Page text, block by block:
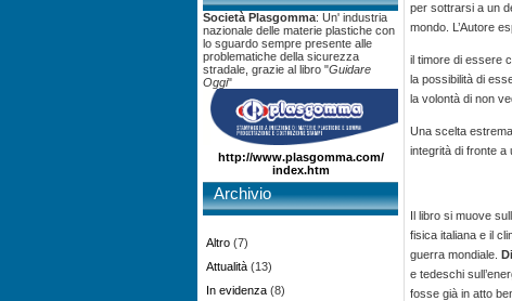
Società Plasgomma: Un' industria
nazionale delle materie plastiche con
lo sguardo sempre presente alle
problematiche della sicurezza
stradale, grazie al libro "Guidare
Oggi"
http://www.plasgomma.com/
index.htm
Archivio
Altro (7)
Attualità (13)
In evidenza (8)
per sottrarsi a un
mondo. L’Autore
il timore di essere
la possibilità di
la volontà di non
Una scelta
integrità di fronte a
Il libro si muove
fisica italiana e il
guerra mondiale.
e tedeschi
fosse già in atto